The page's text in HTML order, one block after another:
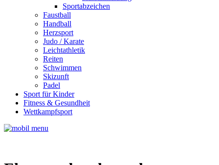
Sportabzeichen
Faustball
Handball
Herzsport
Judo / Karate
Leichtathletik
Reiten
Schwimmen
Skizunft
Padel
Sport für Kinder
Fitness & Gesundheit
Wettkampfsport